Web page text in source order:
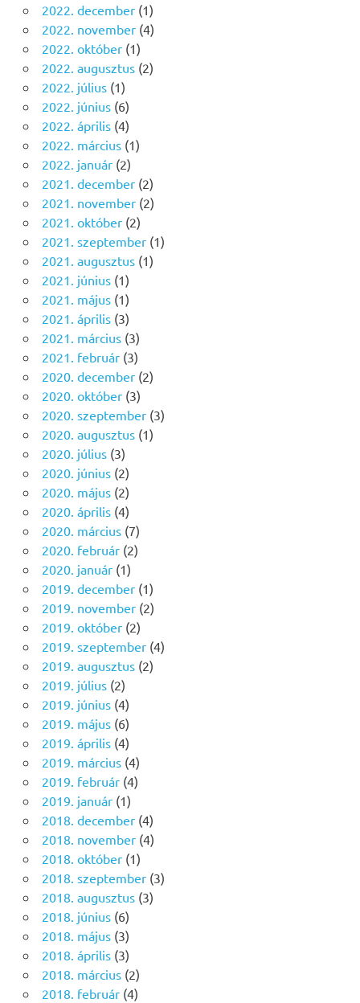
2022. december(1)
2022. november(4)
2022. október(1)
2022. augusztus(2)
2022. július(1)
2022. június(6)
2022. április(4)
2022. március(1)
2022. január(2)
2021. december(2)
2021. november(2)
2021. október(2)
2021. szeptember(1)
2021. augusztus(1)
2021. június(1)
2021. május(1)
2021. április(3)
2021. március(3)
2021. február(3)
2020. december(2)
2020. október(3)
2020. szeptember(3)
2020. augusztus(1)
2020. július(3)
2020. június(2)
2020. május(2)
2020. április(4)
2020. március(7)
2020. február(2)
2020. január(1)
2019. december(1)
2019. november(2)
2019. október(2)
2019. szeptember(4)
2019. augusztus(2)
2019. július(2)
2019. június(4)
2019. május(6)
2019. április(4)
2019. március(4)
2019. február(4)
2019. január(1)
2018. december(4)
2018. november(4)
2018. október(1)
2018. szeptember(3)
2018. augusztus(3)
2018. június(6)
2018. május(3)
2018. április(3)
2018. március(2)
2018. február(4)